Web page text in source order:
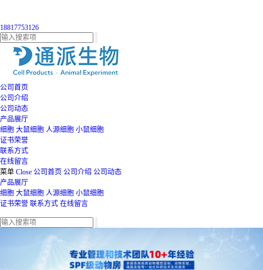
18817753126
公司首页
公司介绍
公司动态
产品展厅
细胞 大鼠细胞 人源细胞 小鼠细胞
证书荣誉
联系方式
在线留言
菜单 Close 公司首页 公司介绍 公司动态
产品展厅
细胞 大鼠细胞 人源细胞 小鼠细胞
证书荣誉 联系方式 在线留言